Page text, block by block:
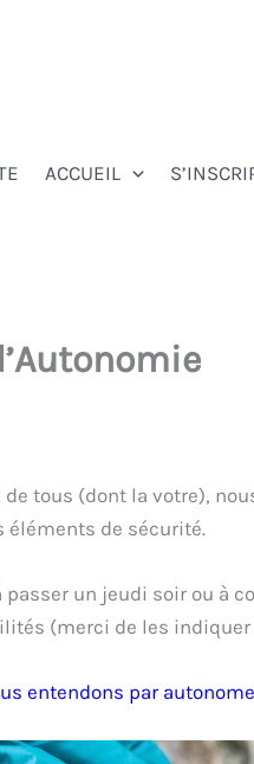
ACCUEIL
de tous (dont la votre),
éléments de sécurité.
passer un jeudi soir ou à
(merci de les
entendons par